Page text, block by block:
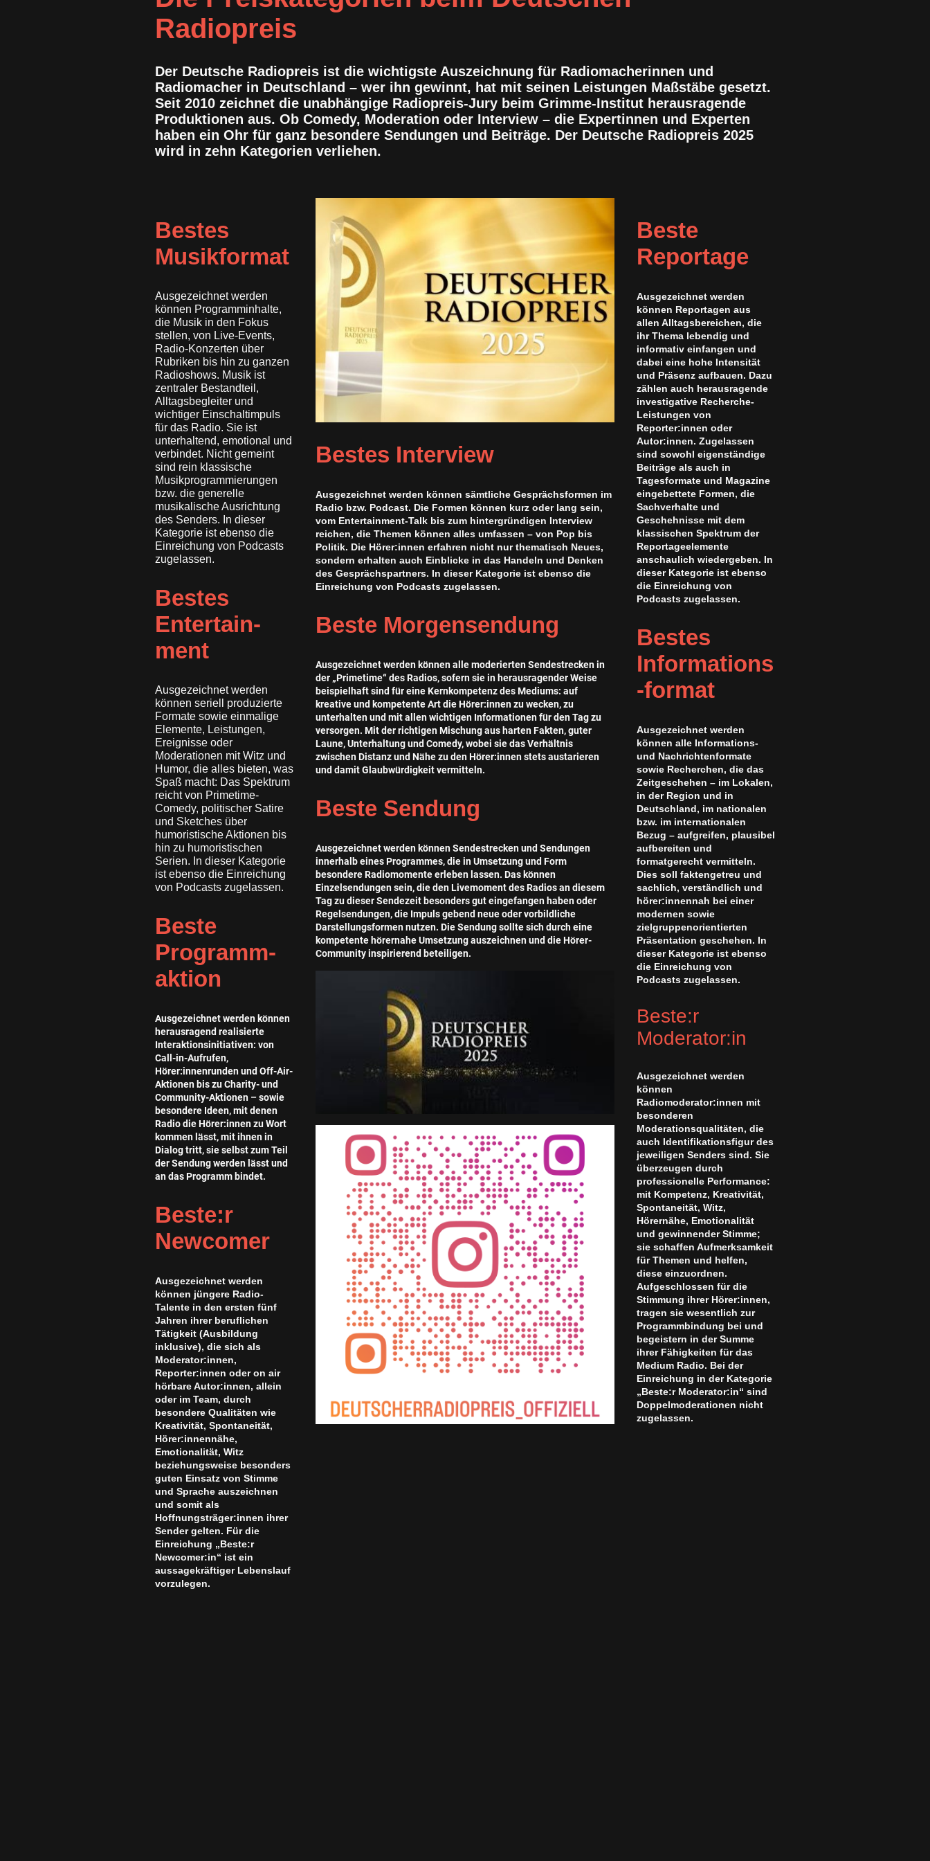
Radiopreis
Der Deutsche Radiopreis ist die wichtigste Auszeichnung für Radiomacherinnen und
Radiomacher in Deutschland – wer ihn gewinnt, hat mit seinen Leistungen Maßstäbe gesetzt.
Seit 2010 zeichnet die unabhängige Radiopreis-Jury beim Grimme-Institut herausragende
Produktionen aus. Ob Comedy, Moderation oder Interview – die Expertinnen und Experten
haben ein Ohr für ganz besondere Sendungen und Beiträge. Der Deutsche Radiopreis 2025
wird in zehn Kategorien verliehen.
Bestes
Musikformat
Ausgezeichnet werden
können Programminhalte,
die Musik in den Fokus
stellen, von Live-Events,
Radio-Konzerten über
Rubriken bis hin zu ganzen
Radioshows. Musik ist
zentraler Bestandteil,
Alltagsbegleiter und
wichtiger Einschaltimpuls
für das Radio. Sie ist
unterhaltend, emotional und
verbindet. Nicht gemeint
sind rein klassische
Musikprogrammierungen
bzw. die generelle
musikalische Ausrichtung
des Senders. In dieser
Kategorie ist ebenso die
Einreichung von Podcasts
zugelassen.
Bestes
Entertain-
ment
Ausgezeichnet werden
können seriell produzierte
Formate sowie einmalige
Elemente, Leistungen,
Ereignisse oder
Moderationen mit Witz und
Humor, die alles bieten, was
Spaß macht: Das Spektrum
reicht von Primetime-
Comedy, politischer Satire
und Sketches über
humoristische Aktionen bis
hin zu humoristischen
Serien. In dieser Kategorie
ist ebenso die Einreichung
von Podcasts zugelassen.
Beste
Programm-
aktion
Ausgezeichnet werden können
herausragend realisierte
Interaktionsinitiativen: von
Call-in-Aufrufen,
Hörer:innenrunden und Off-Air-
Aktionen bis zu Charity- und
Community-Aktionen – sowie
besondere Ideen, mit denen
Radio die Hörer:innen zu Wort
kommen lässt, mit ihnen in
Dialog tritt, sie selbst zum Teil
der Sendung werden lässt und
an das Programm bindet.
Beste:r
Newcomer
Ausgezeichnet werden
können jüngere Radio-
Talente in den ersten fünf
Jahren ihrer beruflichen
Tätigkeit (Ausbildung
inklusive), die sich als
Moderator:innen,
Reporter:innen oder on air
hörbare Autor:innen, allein
oder im Team, durch
besondere Qualitäten wie
Kreativität, Spontaneität,
Hörer:innennähe,
Emotionalität, Witz
beziehungsweise besonders
guten Einsatz von Stimme
und Sprache auszeichnen
und somit als
Hoffnungsträger:innen ihrer
Sender gelten. Für die
Einreichung „Beste:r
Newcomer:in“ ist ein
aussagekräftiger Lebenslauf
vorzulegen.
Bestes Interview
Ausgezeichnet werden können sämtliche Gesprächsformen im
Radio bzw. Podcast. Die Formen können kurz oder lang sein,
vom Entertainment-Talk bis zum hintergründigen Interview
reichen, die Themen können alles umfassen – von Pop bis
Politik. Die Hörer:innen erfahren nicht nur thematisch Neues,
sondern erhalten auch Einblicke in das Handeln und Denken
des Gesprächspartners. In dieser Kategorie ist ebenso die
Einreichung von Podcasts zugelassen.
Beste Morgensendung
Ausgezeichnet werden können alle moderierten Sendestrecken in
der „Primetime“ des Radios, sofern sie in herausragender Weise
beispielhaft sind für eine Kernkompetenz des Mediums: auf
kreative und kompetente Art die Hörer:innen zu wecken, zu
unterhalten und mit allen wichtigen Informationen für den Tag zu
versorgen. Mit der richtigen Mischung aus harten Fakten, guter
Laune, Unterhaltung und Comedy, wobei sie das Verhältnis
zwischen Distanz und Nähe zu den Hörer:innen stets austarieren
und damit Glaubwürdigkeit vermitteln.
Beste Sendung
Ausgezeichnet werden können Sendestrecken und Sendungen
innerhalb eines Programmes, die in Umsetzung und Form
besondere Radiomomente erleben lassen. Das können
Einzelsendungen sein, die den Livemoment des Radios an diesem
Tag zu dieser Sendezeit besonders gut eingefangen haben oder
Regelsendungen, die Impuls gebend neue oder vorbildliche
Darstellungsformen nutzen. Die Sendung sollte sich durch eine
kompetente hörernahe Umsetzung auszeichnen und die Hörer-
Community inspirierend beteiligen.
Beste
Reportage
Ausgezeichnet werden
können Reportagen aus
allen Alltagsbereichen, die
ihr Thema lebendig und
informativ einfangen und
dabei eine hohe Intensität
und Präsenz aufbauen. Dazu
zählen auch herausragende
investigative Recherche-
Leistungen von
Reporter:innen oder
Autor:innen. Zugelassen
sind sowohl eigenständige
Beiträge als auch in
Tagesformate und Magazine
eingebettete Formen, die
Sachverhalte und
Geschehnisse mit dem
klassischen Spektrum der
Reportageelemente
anschaulich wiedergeben. In
dieser Kategorie ist ebenso
die Einreichung von
Podcasts zugelassen.
Bestes
Informations
-format
Ausgezeichnet werden
können alle Informations-
und Nachrichtenformate
sowie Recherchen, die das
Zeitgeschehen – im Lokalen,
in der Region und in
Deutschland, im nationalen
bzw. im internationalen
Bezug – aufgreifen, plausibel
aufbereiten und
formatgerecht vermitteln.
Dies soll faktengetreu und
sachlich, verständlich und
hörer:innennah bei einer
modernen sowie
zielgruppenorientierten
Präsentation geschehen. In
dieser Kategorie ist ebenso
die Einreichung von
Podcasts zugelassen.
Beste:r
Moderator:in
Ausgezeichnet werden
können
Radiomoderator:innen mit
besonderen
Moderationsqualitäten, die
auch Identifikationsfigur des
jeweiligen Senders sind. Sie
überzeugen durch
professionelle Performance:
mit Kompetenz, Kreativität,
Spontaneität, Witz,
Hörernähe, Emotionalität
und gewinnender Stimme;
sie schaffen Aufmerksamkeit
für Themen und helfen,
diese einzuordnen.
Aufgeschlossen für die
Stimmung ihrer Hörer:innen,
tragen sie wesentlich zur
Programmbindung bei und
begeistern in der Summe
ihrer Fähigkeiten für das
Medium Radio. Bei der
Einreichung in der Kategorie
„Beste:r Moderator:in“ sind
Doppelmoderationen nicht
zugelassen.